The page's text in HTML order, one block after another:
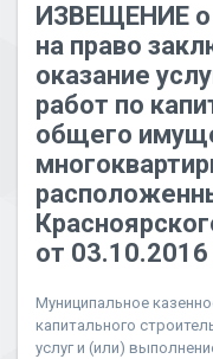
ИЗВЕЩЕНИЕ о
на право
оказание
работ по
общего
от 03.10.2016
Муниципальное
капитального
услуг и (или)